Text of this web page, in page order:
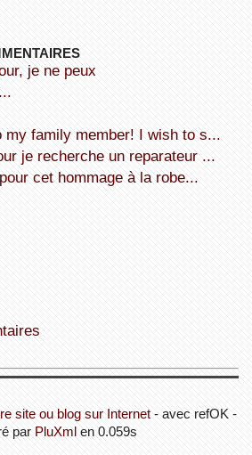
my family member! I wish to s...
je recherche un reparateur ...
cet hommage à la robe...
site ou blog sur Internet - avec refOK -
par PluXmlen 0.059s